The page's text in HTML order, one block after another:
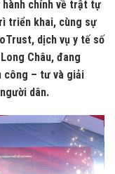
hành chính về trật tự
triển khai, cùng sự
dịch vụ y tế số
Châu, đang
công – tư và giải
dân.